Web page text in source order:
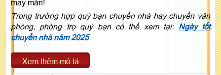
may mắn!
Trong trường hợp quý bạn chuyển nhà hay chuyển văn
phòng, phòng trọ quý bạn có thể xem tại: Ngày tốt
chuyển nhà năm 2025
Xem thêm mô tả